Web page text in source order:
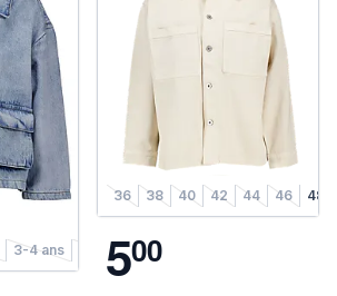
3-4 ans 4-5 ans 5-6 ans
36 38 40 42 44 46 48
500